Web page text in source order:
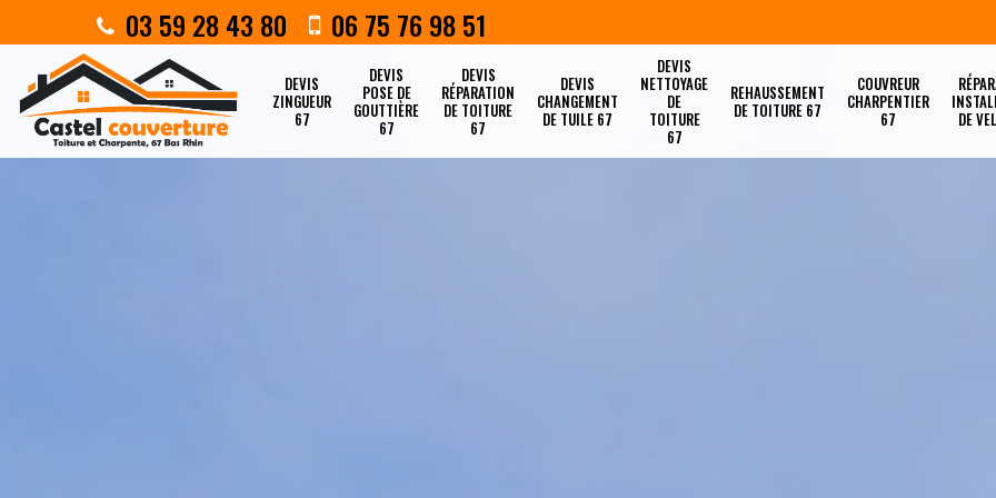
03 59 28 43 80 06 75 76 98 51
DEVIS
ZINGUEUR
67
DEVIS
POSE DE
GOUTTIÈRE
67
DEVIS
RÉPARATION
DE TOITURE
67
DEVIS
CHANGEMENT
DE TUILE 67
DEVIS
NETTOYAGE
DE
TOITURE
67
REHAUSSEMENT
DE TOITURE 67
COUVREUR
CHARPENTIER
67
DE